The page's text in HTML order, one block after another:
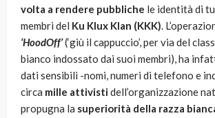
volta a rendere pubbliche le identità di
membri del Ku Klux Klan (KKK).
‘HoodOff’(‘giù il cappuccio’, per via del
bianco indossato dai suoi membri), ha
dati sensibili -nomi, numeri di telefono e
circa mille attivistidell’organizzazione
propugna la superiorità della razza